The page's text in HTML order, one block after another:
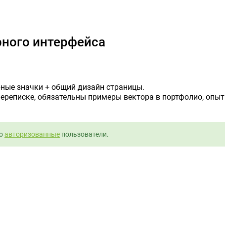
интерфейса
значки + общий дизайн страницы.
обязательны примеры вектора в портфолио, опыт
авторизованные пользователи.